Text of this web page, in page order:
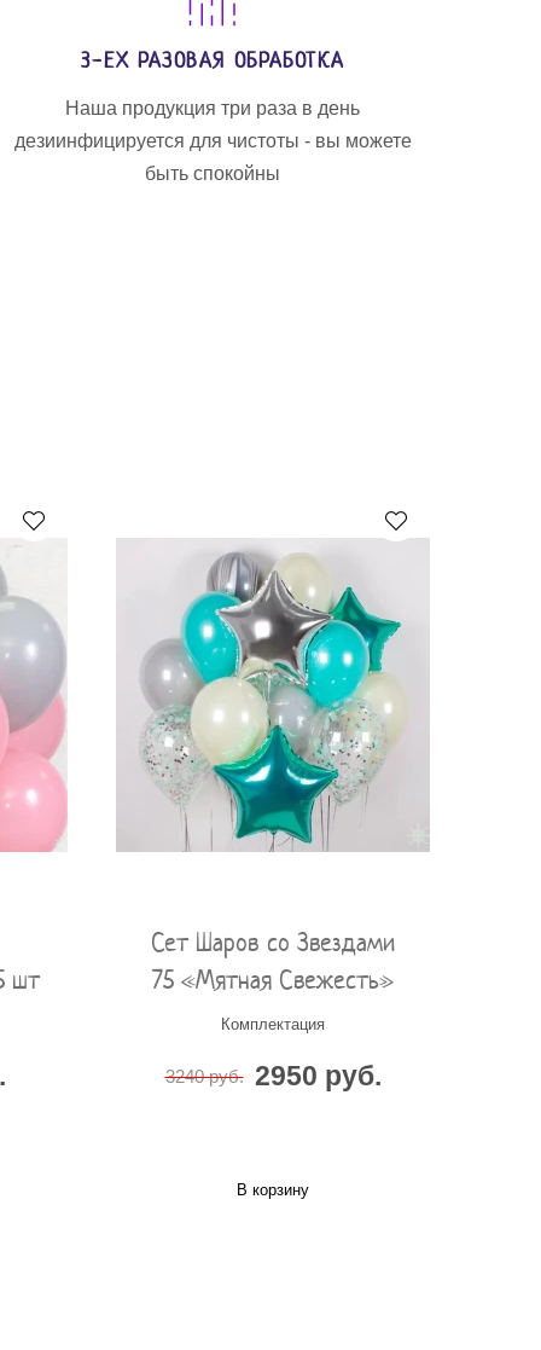
3-ЕХ РАЗОВАЯ ОБРАБОТКА
Наша продукция три раза в день
дезиинфицируется для чистоты - вы можете
быть спокойны
шт
Сет Шаров со Звездами
75 «Мятная Свежесть»
Комплектация
3240 руб. 2950 руб.
В корзину